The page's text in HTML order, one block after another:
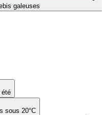
galeuses
été
sous 20°C